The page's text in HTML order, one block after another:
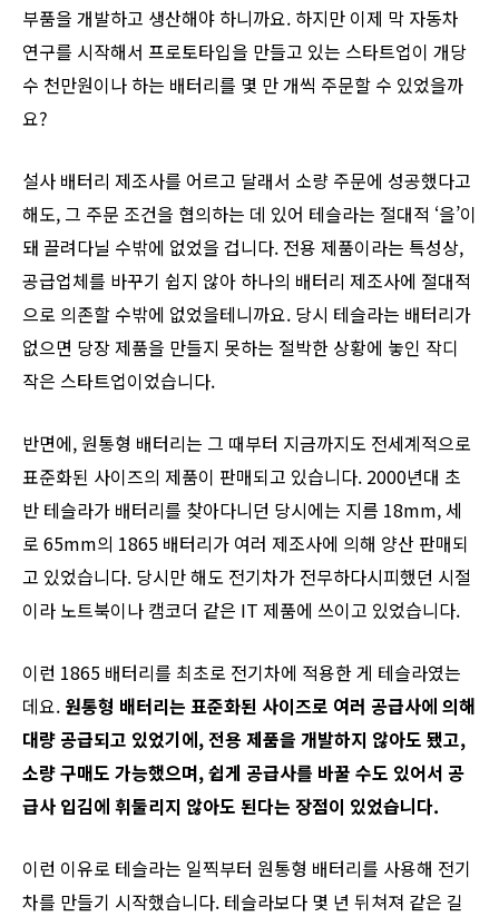
부품을 개발하고 생산해야 하니까요. 하지만 이제 막 자동차
연구를 시작해서 프로토타입을 만들고 있는 스타트업이 개당
수 천만원이나 하는 배터리를 몇 만 개씩 주문할 수 있었을까
요?
설사 배터리 제조사를 어르고 달래서 소량 주문에 성공했다고
해도, 그 주문 조건을 협의하는 데 있어 테슬라는 절대적 ‘을’이
돼 끌려다닐 수밖에 없었을 겁니다. 전용 제품이라는 특성상,
공급업체를 바꾸기 쉽지 않아 하나의 배터리 제조사에 절대적
으로 의존할 수밖에 없었을테니까요. 당시 테슬라는 배터리가
없으면 당장 제품을 만들지 못하는 절박한 상황에 놓인 작디
작은 스타트업이었습니다.
반면에, 원통형 배터리는 그 때부터 지금까지도 전세계적으로
표준화된 사이즈의 제품이 판매되고 있습니다. 2000년대 초
반 테슬라가 배터리를 찾아다니던 당시에는 지름 18mm, 세
로 65mm의 1865 배터리가 여러 제조사에 의해 양산 판매되
고 있었습니다. 당시만 해도 전기차가 전무하다시피했던 시절
이라 노트북이나 캠코더 같은 IT 제품에 쓰이고 있었습니다.
이런 1865 배터리를 최초로 전기차에 적용한 게 테슬라였는
데요. 원통형 배터리는 표준화된 사이즈로 여러 공급사에 의해
대량 공급되고 있었기에, 전용 제품을 개발하지 않아도 됐고,
소량 구매도 가능했으며, 쉽게 공급사를 바꿀 수도 있어서 공
급사 입김에 휘둘리지 않아도 된다는 장점이 있었습니다.
이런 이유로 테슬라는 일찍부터 원통형 배터리를 사용해 전기
차를 만들기 시작했습니다. 테슬라보다 몇 년 뒤쳐져 같은 길